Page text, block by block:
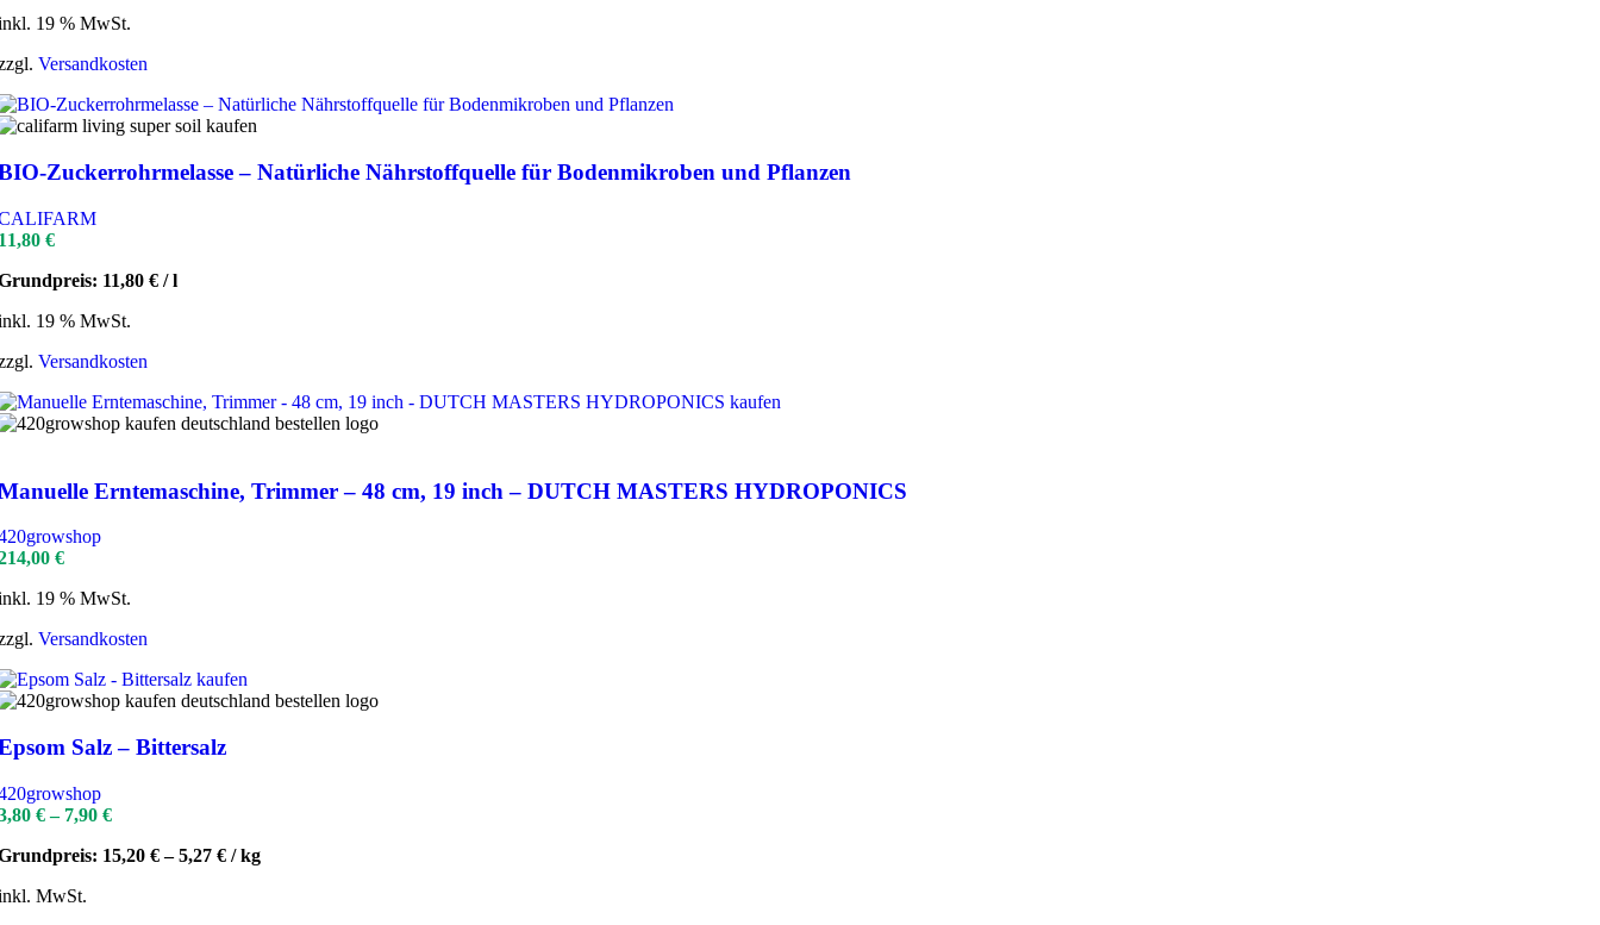
19 % MwSt.
Versandkosten
Zuckerrohrmelasse – Natürliche Nährstoffquelle für Bodenmikroben und Pflanzen
€
11,80 € /l
19 % MwSt.
Versandkosten
Erntemaschine, Trimmer – 48 cm, 19 inch – DUTCH MASTERS HYDROPONICS
€
19 % MwSt.
Versandkosten
Salz – Bittersalz
€– 7,90 €
15,20 €–5,27 € /kg
MwSt.